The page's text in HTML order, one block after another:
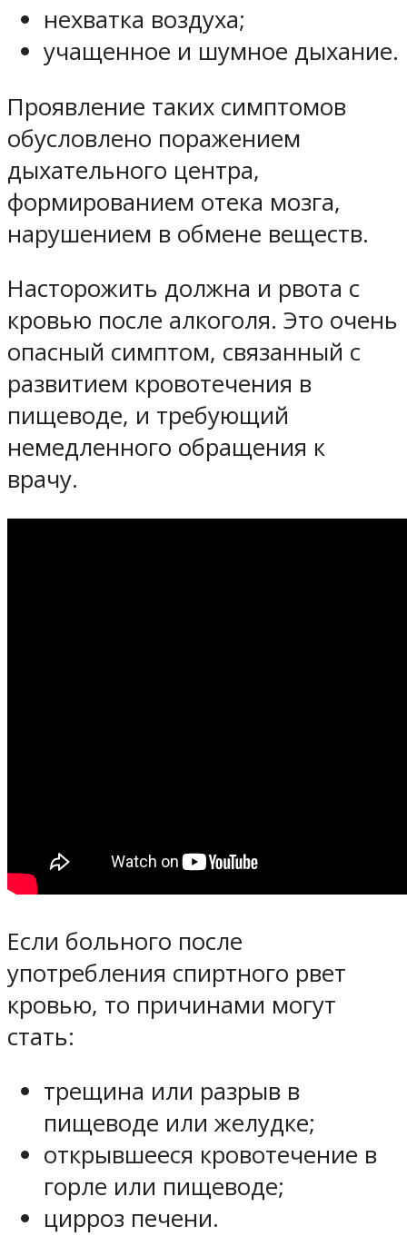
нехватка воздуха;
учащенное и шумное дыхание.
Проявление таких симптомов
обусловлено поражением
дыхательного центра,
формированием отека мозга,
нарушением в обмене веществ.
Насторожить должна и рвота с
кровью после алкоголя. Это очень
опасный симптом, связанный с
развитием кровотечения в
пищеводе, и требующий
немедленного обращения к
врачу.
Если больного после
употребления спиртного рвет
кровью, то причинами могут
стать:
трещина или разрыв в
пищеводе или желудке;
открывшееся кровотечение в
горле или пищеводе;
цирроз печени.